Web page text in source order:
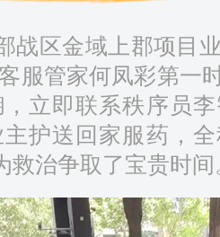
战区金域上郡项目
服管家何凤彩第一
立即联系秩序员
护送回家服药，
救治争取了宝贵时间